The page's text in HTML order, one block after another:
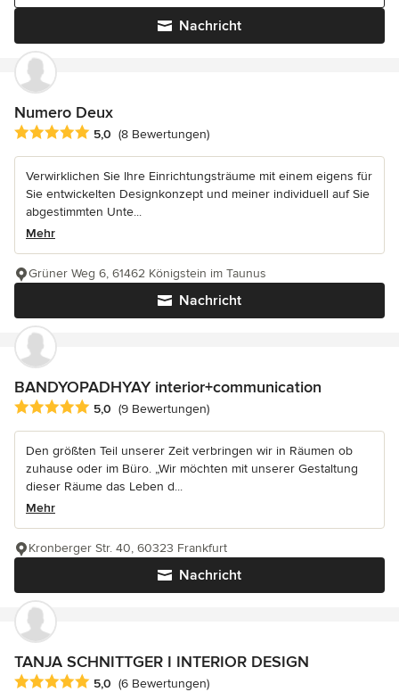
Nachricht
Numero Deux
Durchschnittliche Bewertung: 5 von 5 Sternen
5,0 (8 Bewertungen)
Verwirklichen Sie Ihre Einrichtungsträume mit einem eigens für
Sie entwickelten Designkonzept und meiner individuell auf Sie
abgestimmten Unte...
Mehr
Nachricht
Grüner Weg 6, 61462 Königstein im Taunus
BANDYOPADHYAY interior+communication
Durchschnittliche Bewertung: 5 von 5 Sternen
5,0 (9 Bewertungen)
Den größten Teil unserer Zeit verbringen wir in Räumen ob
zuhause oder im Büro. „Wir möchten mit unserer Gestaltung
dieser Räume das Leben d...
Mehr
Nachricht
Kronberger Str. 40, 60323 Frankfurt
TANJA SCHNITTGER I INTERIOR DESIGN
Durchschnittliche Bewertung: 5 von 5 Sternen
5,0 (6 Bewertungen)